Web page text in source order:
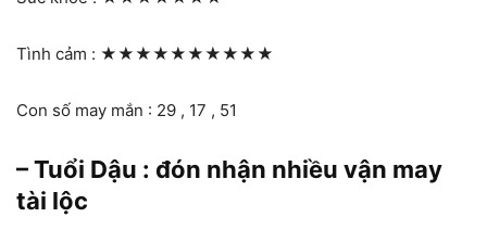
Tình cảm : ★★★★★★★★★★
Con số may mắn : 29 , 17 , 51
– Tuổi Dậu : đón nhận nhiều vận may
tài lộc